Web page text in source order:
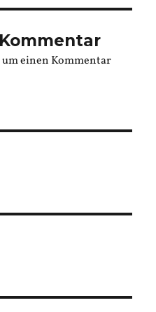
um einen Kommentar